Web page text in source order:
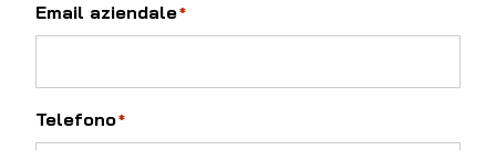
Email aziendale*
Telefono*